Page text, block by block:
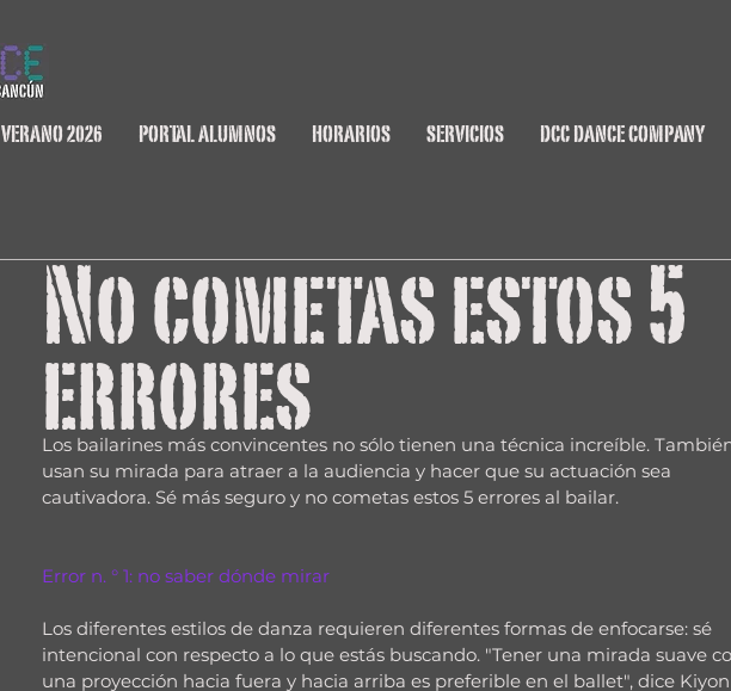
VERANO 2026 PORTAL ALUMNOS HORARIOS SERVICIOS DCC DANCE COMPANY
No cometas estos 5
errores
Los bailarines más convincentes no sólo tienen una técnica increíble.
usan su mirada para atraer a la audiencia y hacer que su actuación sea
cautivadora. Sé más seguro y no cometas estos 5 errores al bailar.
Error n. ° 1: no saber dónde mirar
Los diferentes estilos de danza requieren diferentes formas de enfocarse: sé
intencional con respecto a lo que estás buscando. "Tener una mirada suave
una proyección hacia fuera y hacia arriba es preferible en el ballet", dice Kiyon